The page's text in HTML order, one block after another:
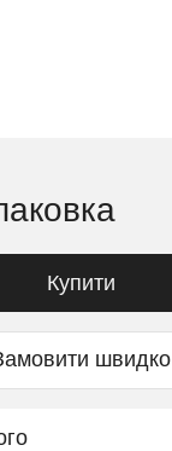
Купити
швидко